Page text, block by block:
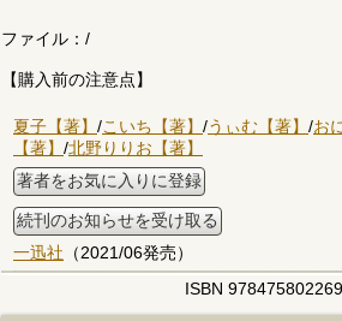
ファイル： /
【購入前の注意点】
夏子【著】 /こいち【著】 /うぃむ【著】 /お
【著】 /北野りりお【著】
著者をお気に入りに登録
続刊のお知らせを受け取る
一迅社 （2021/06発売）
ISBN